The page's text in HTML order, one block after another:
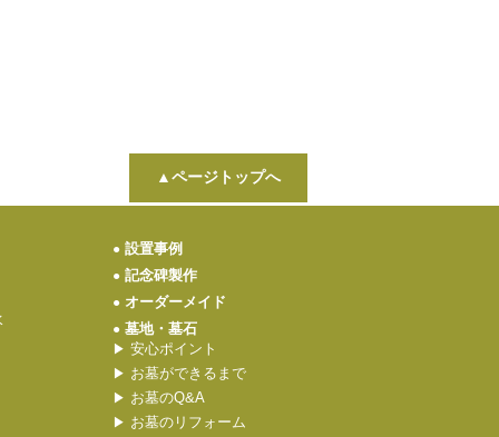
▲ページトップへ
● 設置事例
● 記念碑製作
● オーダーメイド
● 墓地・墓石
▶ 安心ポイント
▶ お墓ができるまで
▶ お墓のQ&A
▶ お墓のリフォーム